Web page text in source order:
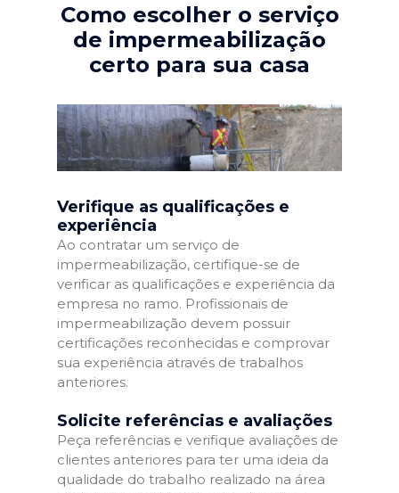
Como escolher o serviço
de impermeabilização
certo para sua casa
Verifique as qualificações e
experiência
Ao contratar um serviço de
impermeabilização, certifique-se de
verificar as qualificações e experiência da
empresa no ramo. Profissionais de
impermeabilização devem possuir
certificações reconhecidas e comprovar
sua experiência através de trabalhos
anteriores.
Solicite referências e avaliações
Peça referências e verifique avaliações de
clientes anteriores para ter uma ideia da
qualidade do trabalho realizado na área